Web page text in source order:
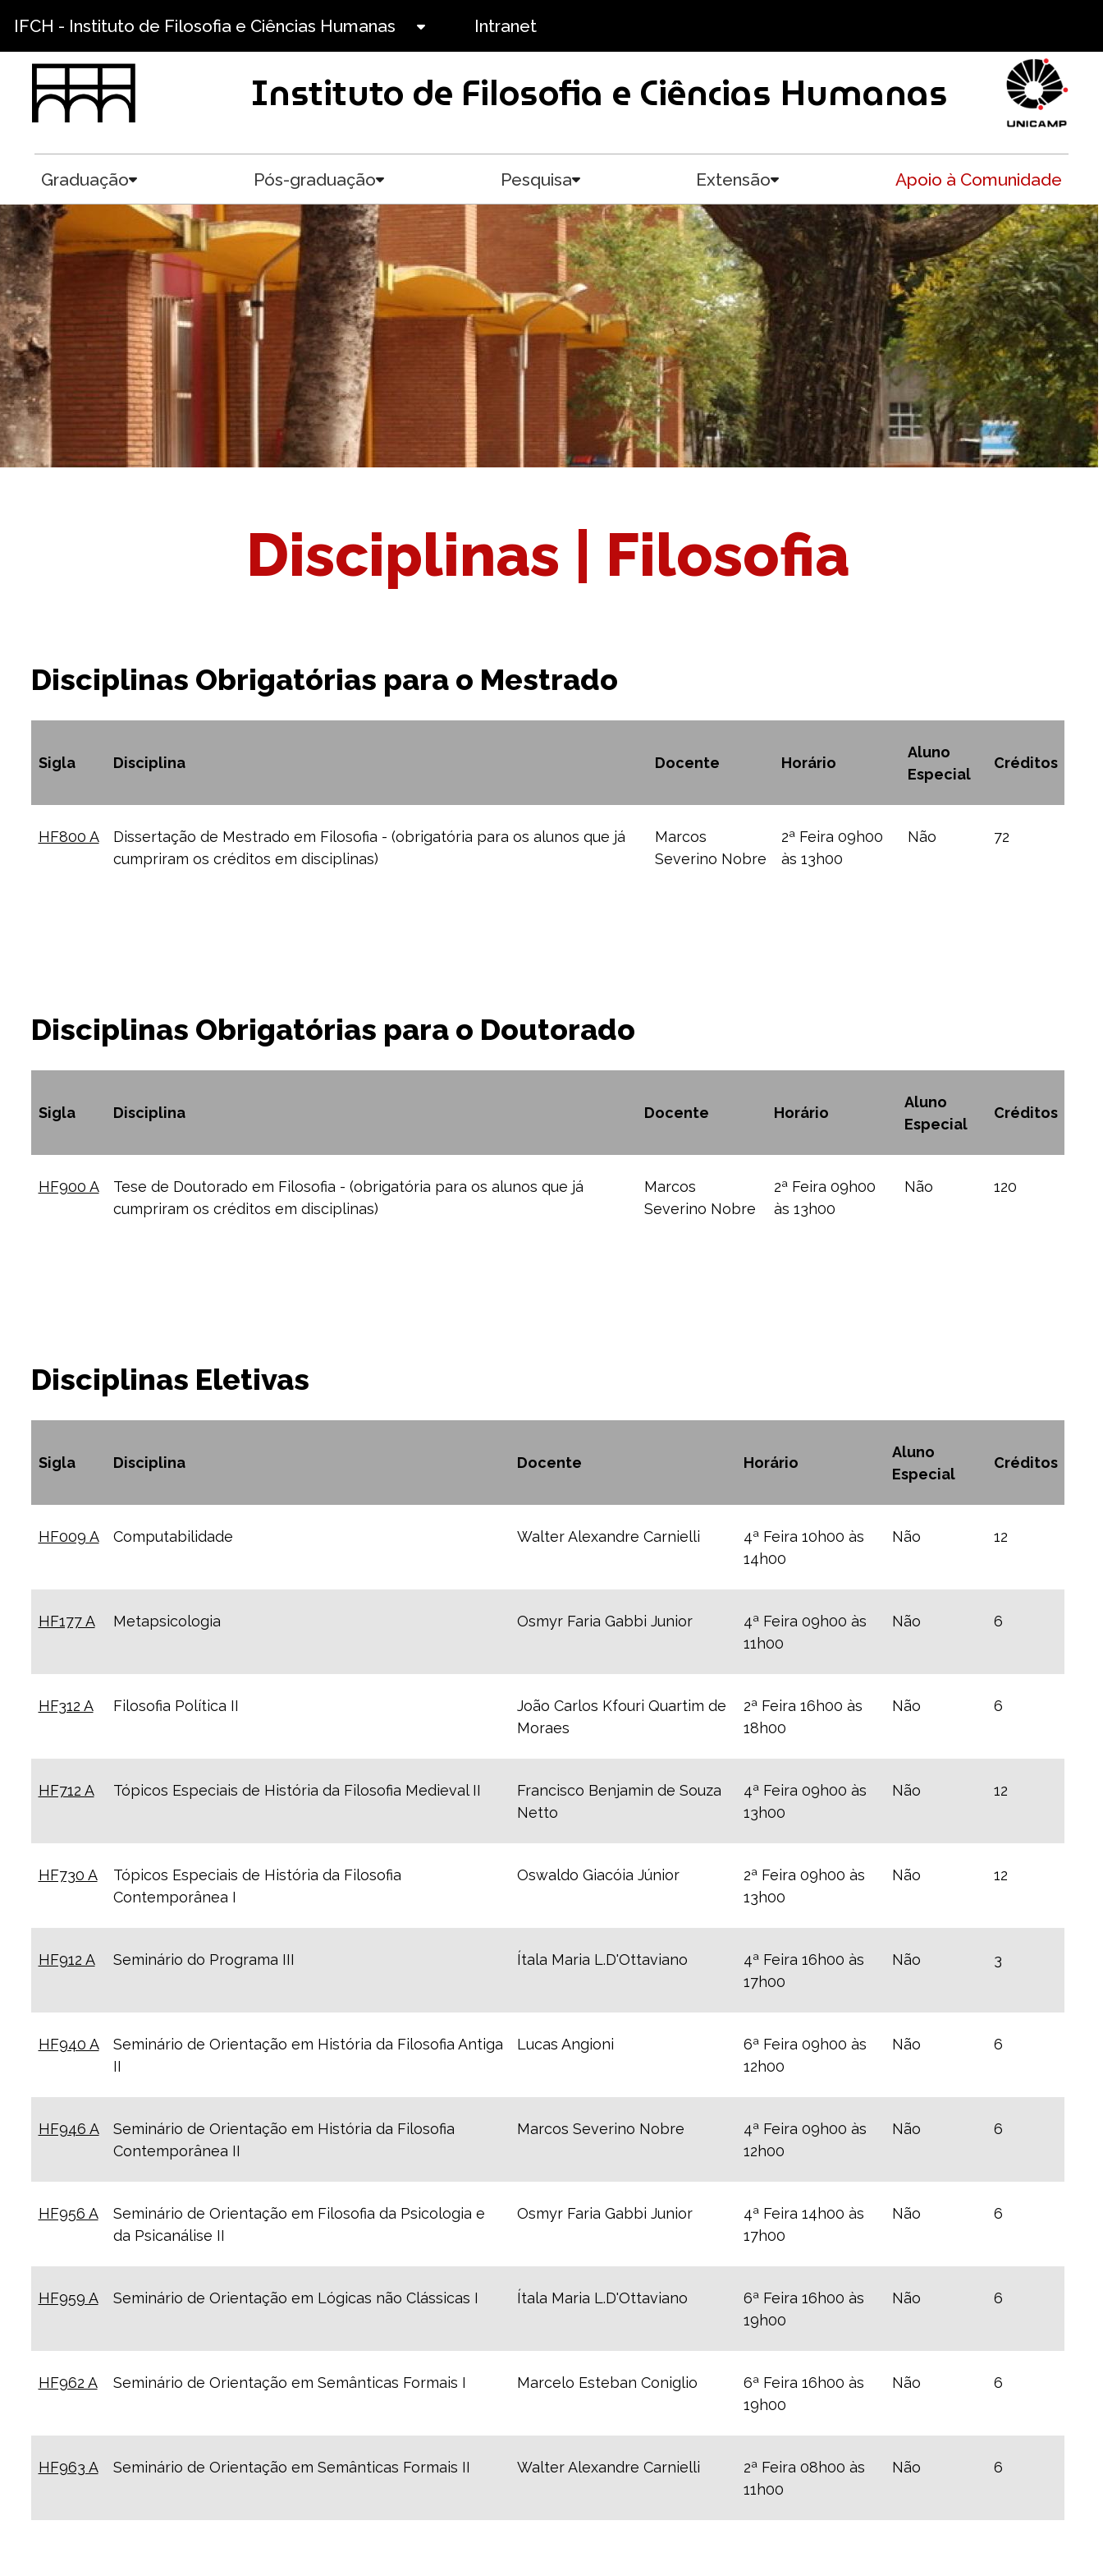
IFCH - Instituto de Filosofia e Ciências Humanas Intranet
Instituto de Filosofia e Ciências Humanas
Graduação Pós-graduação Pesquisa Extensão Apoio à Comunidade
Disciplinas | Filosofia
Disciplinas Obrigatórias para o Mestrado
Sigla Disciplina Docente Horário
Aluno
Especial
Créditos
HF800 A
Dissertação de Mestrado em Filosofia - (obrigatória para os alunos que já
cumpriram os créditos em disciplinas)
Marcos
Severino Nobre
2ª Feira 09h00
às 13h00
Não 72
Disciplinas Obrigatórias para o Doutorado
Sigla Disciplina Docente Horário
Aluno
Especial
Créditos
HF900 A
Tese de Doutorado em Filosofia - (obrigatória para os alunos que já
cumpriram os créditos em disciplinas)
Marcos
Severino Nobre
2ª Feira 09h00
às 13h00
Não 120
Disciplinas Eletivas
Sigla Disciplina Docente Horário
Aluno
Especial
Créditos
HF009 A Computabilidade Walter Alexandre Carnielli
4ª Feira 10h00 às
14h00
Não 12
HF177 A Metapsicologia Osmyr Faria Gabbi Junior
4ª Feira 09h00 às
11h00
Não 6
HF312 A Filosofia Política II
João Carlos Kfouri Quartim de
Moraes
2ª Feira 16h00 às
18h00
Não 6
HF712 A Tópicos Especiais de História da Filosofia Medieval II
Francisco Benjamin de Souza
Netto
4ª Feira 09h00 às
13h00
Não 12
HF730 A
Tópicos Especiais de História da Filosofia
Contemporânea I
Oswaldo Giacóia Júnior
2ª Feira 09h00 às
13h00
Não 12
HF912 A Seminário do Programa III Ítala Maria L.D'Ottaviano
4ª Feira 16h00 às
17h00
Não 3
HF940 A
Seminário de Orientação em História da Filosofia Antiga
II
Lucas Angioni
6ª Feira 09h00 às
12h00
Não 6
HF946 A
Seminário de Orientação em História da Filosofia
Contemporânea II
Marcos Severino Nobre
4ª Feira 09h00 às
12h00
Não 6
HF956 A
Seminário de Orientação em Filosofia da Psicologia e
da Psicanálise II
Osmyr Faria Gabbi Junior
4ª Feira 14h00 às
17h00
Não 6
HF959 A Seminário de Orientação em Lógicas não Clássicas I Ítala Maria L.D'Ottaviano
6ª Feira 16h00 às
19h00
Não 6
HF962 A Seminário de Orientação em Semânticas Formais I Marcelo Esteban Coniglio
6ª Feira 16h00 às
19h00
Não 6
HF963 A Seminário de Orientação em Semânticas Formais II Walter Alexandre Carnielli
2ª Feira 08h00 às
11h00
Não 6